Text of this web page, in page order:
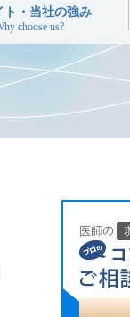
ト・当社の強み
choose us?